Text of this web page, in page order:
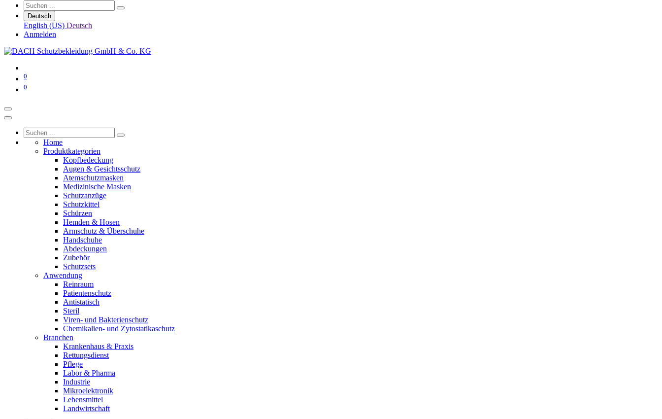
Deutsch
English (US) Deutsch
Anmelden
0
0
Home
Produktkategorien
Kopfbedeckung
Augen & Gesichtsschutz
Atemschutzmasken
Medizinische Masken
Schutzanzüge
Schutzkittel
Schürzen
Hemden & Hosen
Armschutz & Überschuhe
Handschuhe
Abdeckungen
Zubehör
Schutzsets
Anwendung
Reinraum
Patientenschutz
Antistatisch
Steril
Viren- und Bakterienschutz
Chemikalien- und Zytostatikaschutz
Branchen
Krankenhaus & Praxis
Rettungsdienst
Pflege
Labor & Pharma
Industrie
Mikroelektronik
Lebensmittel
Landwirtschaft